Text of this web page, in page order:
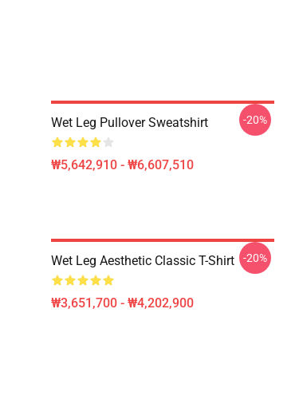
Wet Leg Pullover Sweatshirt
₩5,642,910 - ₩6,607,510
-20%
Wet Leg Aesthetic Classic T-Shirt
₩3,651,700 - ₩4,202,900
-20%